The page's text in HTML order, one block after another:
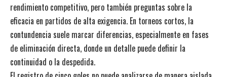
rendimiento competitivo, pero también preguntas sobre la
eficacia en partidos de alta exigencia. En torneos cortos, la
contundencia suele marcar diferencias, especialmente en fases
de eliminación directa, donde un detalle puede definir la
continuidad o la despedida.